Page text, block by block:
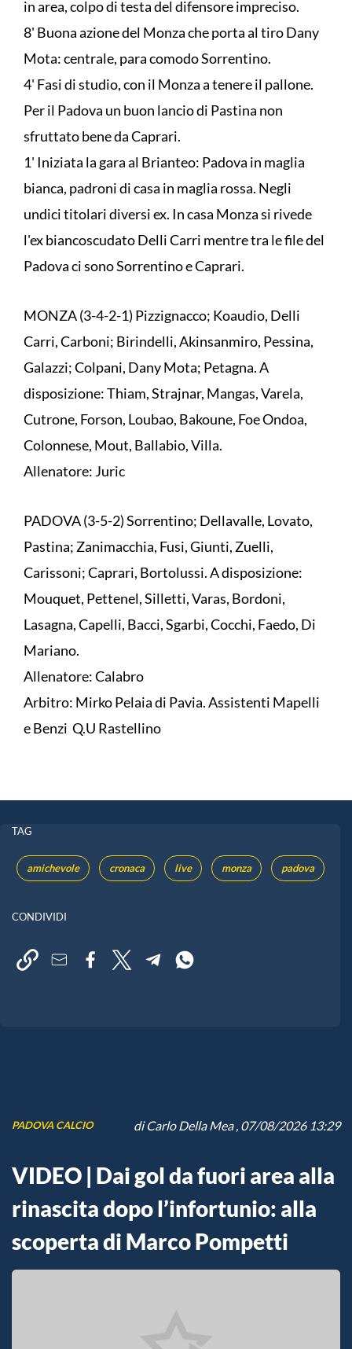
in area, colpo di testa del difensore impreciso.
8' Buona azione del Monza che porta al tiro Dany
Mota: centrale, para comodo Sorrentino.
4' Fasi di studio, con il Monza a tenere il pallone.
Per il Padova un buon lancio di Pastina non
sfruttato bene da Caprari.
1' Iniziata la gara al Brianteo: Padova in maglia
bianca, padroni di casa in maglia rossa. Negli
undici titolari diversi ex. In casa Monza si rivede
l'ex biancoscudato Delli Carri mentre tra le file del
Padova ci sono Sorrentino e Caprari.
MONZA (3-4-2-1) Pizzignacco; Koaudio, Delli
Carri, Carboni; Birindelli, Akinsanmiro, Pessina,
Galazzi; Colpani, Dany Mota; Petagna. A
disposizione: Thiam, Strajnar, Mangas, Varela,
Cutrone, Forson, Loubao, Bakoune, Foe Ondoa,
Colonnese, Mout, Ballabio, Villa.
Allenatore: Juric
PADOVA (3-5-2) Sorrentino; Dellavalle, Lovato,
Pastina; Zanimacchia, Fusi, Giunti, Zuelli,
Carissoni; Caprari, Bortolussi. A disposizione:
Mouquet, Pettenel, Silletti, Varas, Bordoni,
Lasagna, Capelli, Bacci, Sgarbi, Cocchi, Faedo, Di
Mariano.
Allenatore: Calabro
Arbitro: Mirko Pelaia di Pavia. Assistenti Mapelli
e Benzi Q.U Rastellino
TAG
amichevole cronaca live monza padova
CONDIVIDI
PADOVA CALCIO diCarlo Della Mea , 07/08/2026 13:29
VIDEO | Dai gol da fuori area alla
rinascita dopo l’infortunio: alla
scoperta di Marco Pompetti